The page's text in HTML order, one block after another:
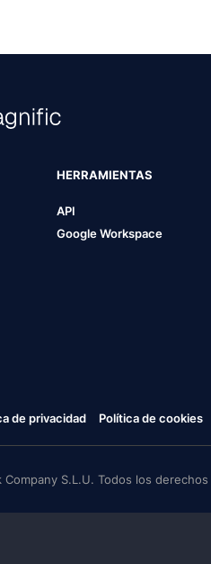
HERRAMIENTAS
API
Google Workspace
de privacidad Política de cookies
S.L.U. Todos los